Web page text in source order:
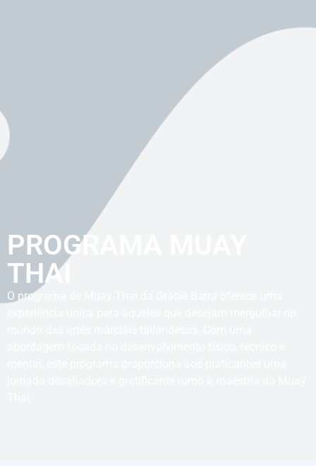
PROGRAMA MUAY
THAI
O programa de Muay Thai da Gracie Barra oferece uma